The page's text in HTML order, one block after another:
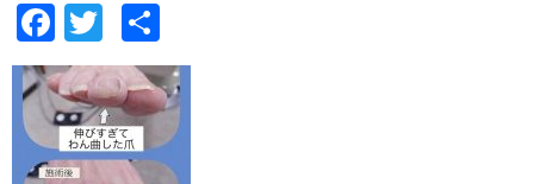
Facebook
Twitter
有